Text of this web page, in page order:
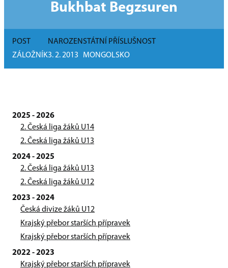
Bukhbat Begzsuren
POST
ZÁLOŽNÍK
NAROZEN
3. 2. 2013
STÁTNÍ PŘÍSLUŠNOST
MONGOLSKO
2025 - 2026
2. Česká liga žáků U14
2. Česká liga žáků U13
2024 - 2025
2. Česká liga žáků U13
2. Česká liga žáků U12
2023 - 2024
Česká divize žáků U12
Krajský přebor starších přípravek
Krajský přebor starších přípravek
2022 - 2023
Krajský přebor starších přípravek